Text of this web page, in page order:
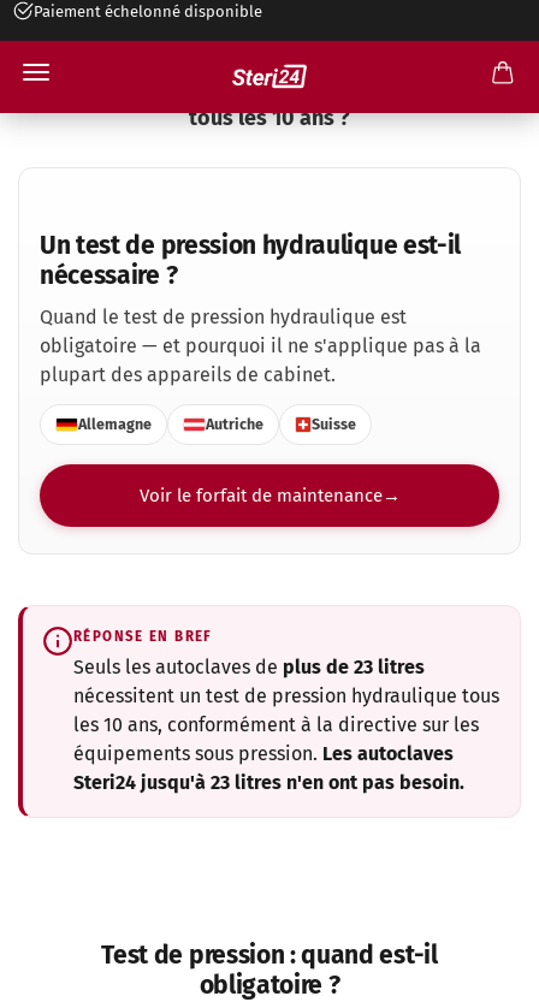
Paiement échelonné disponible
Un test de pression hydraulique est-il nécessaire
tous les 10 ans ?
Un test de pression hydraulique est-il
nécessaire ?
Quand le test de pression hydraulique est
obligatoire — et pourquoi il ne s'applique pas à la
plupart des appareils de cabinet.
Allemagne Autriche Suisse
Voir le forfait de maintenance
RÉPONSE EN BREF
Seuls les autoclaves de plus de 23 litres
nécessitent un test de pression hydraulique tous
les 10 ans, conformément à la directive sur les
équipements sous pression. Les autoclaves
Steri24 jusqu'à 23 litres n'en ont pas besoin.
Test de pression : quand est-il
obligatoire ?